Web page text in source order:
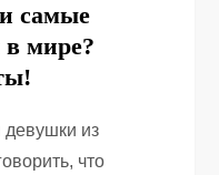
самые
мире?
из
что